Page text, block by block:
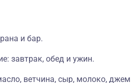
и бар.
завтрак, обед и ужин.
ветчина, сыр, молоко, джем